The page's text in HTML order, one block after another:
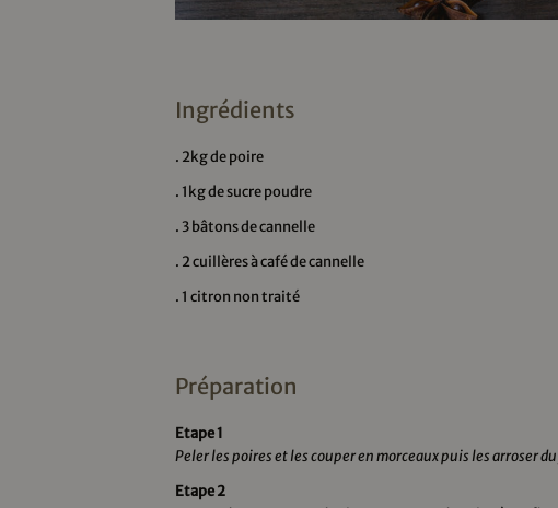
Ingrédients
. 2kg de poire
. 1kg de sucre poudre
. 3 bâtons de cannelle
. 2 cuillères à café de cannelle
. 1 citron non traité
Préparation
Etape 1
Peler les poires et les couper en morceaux puis les arroser
Etape 2